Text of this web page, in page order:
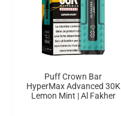
Puff Crown Bar
HyperMax Advanced 30K
Lemon Mint | Al Fakher